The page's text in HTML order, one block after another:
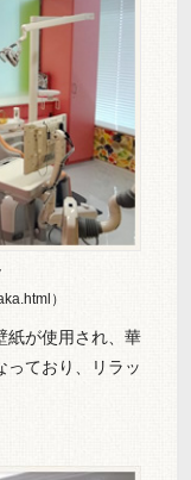
）
紙が使用され、華
っており、リラッ